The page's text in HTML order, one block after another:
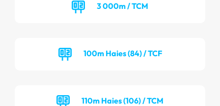
3 000m / TCM
100m Haies (84) / TCF
110m Haies (106) / TCM